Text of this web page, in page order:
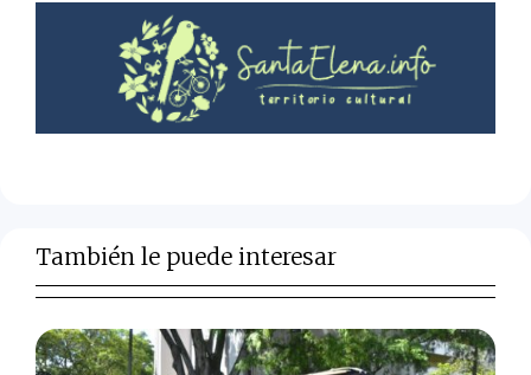
También le puede interesar